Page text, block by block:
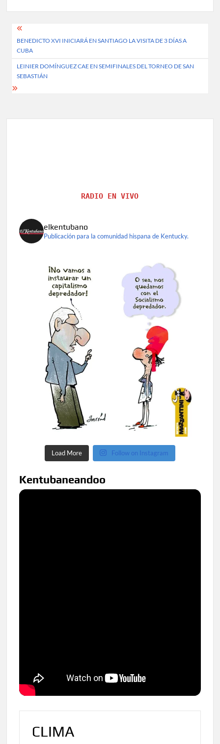
Post
navigation
BENEDICTO XVI INICIARÁ EN SANTIAGO LA VISITA DE 3 DÍAS A
CUBA
LEINIER DOMÍNGUEZ CAE EN SEMIFINALES DEL TORNEO DE SAN
SEBASTIÁN
RADIO EN VIVO
elkentubano
Publicación para la comunidad hispana de Kentucky.
Load More Follow on Instagram
Kentubaneandoo
CLIMA